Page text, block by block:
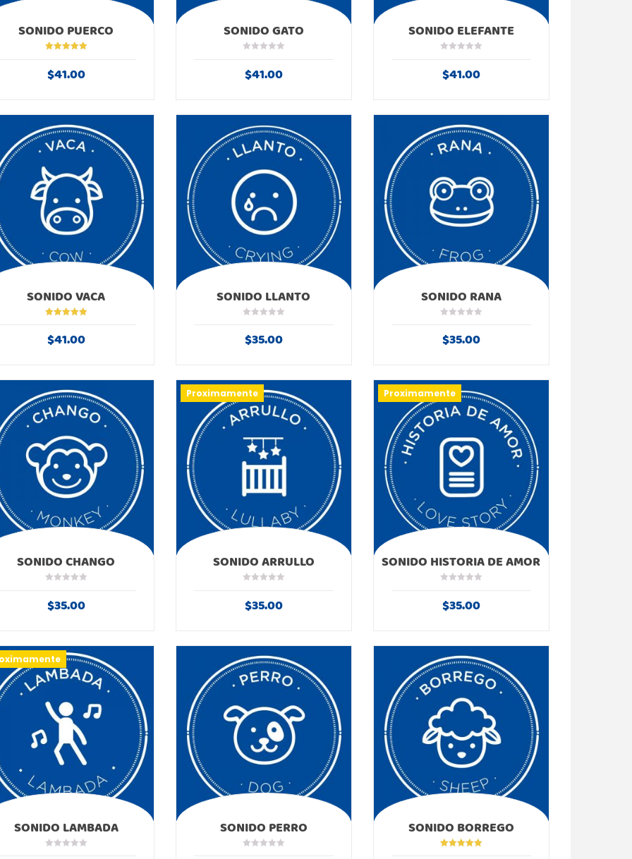
SONIDO PUERCO
$41.00
SONIDO GATO
$41.00
SONIDO ELEFANTE
$41.00
SONIDO VACA
$41.00
SONIDO LLANTO
$35.00
SONIDO RANA
$35.00
SONIDO CHANGO
$35.00
Proximamente
SONIDO ARRULLO
$35.00
Proximamente
SONIDO HISTORIA DE AMOR
$35.00
SONIDO LAMBADA
SONIDO PERRO
SONIDO BORREGO